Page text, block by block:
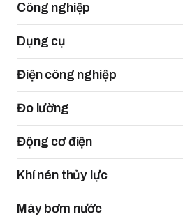
Công nghiệp
Dụng cụ
Điện công nghiệp
Đo lường
Động cơ điện
Khí nén thủy lực
Máy bơm nước